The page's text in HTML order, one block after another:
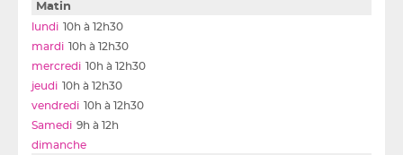
Matin
10h à 12h30
10h à 12h30
10h à 12h30
10h à 12h30
10h à 12h30
9h à 12h